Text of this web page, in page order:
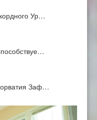
Ур…
Заф…